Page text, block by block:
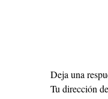
Deja una
Tu dirección